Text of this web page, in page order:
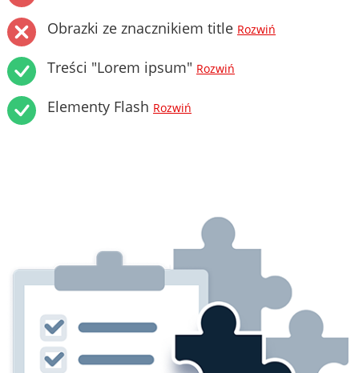
Obrazki ze znacznikiem title Rozwiń
Treści "Lorem ipsum" Rozwiń
Elementy Flash Rozwiń